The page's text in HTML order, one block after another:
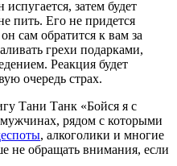
затем будет
пить. Его не придется
сам обратится к вам за
грехи подарками,
Реакция будет
очередь страх.
Тани Танк «Бойся я с
рядом с которыми
, алкоголики и многие
не обращать внимания, если